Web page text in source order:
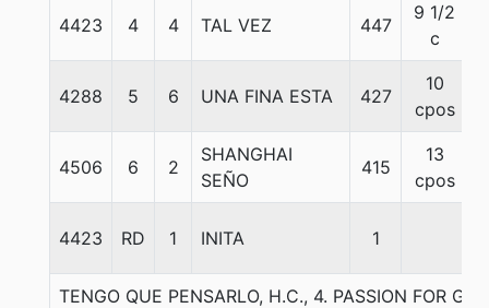
4423 4 4 TAL VEZ 447
9 1/2
c
4288 5 6 UNA FINA ESTA 427
10
cpos
4506 6 2
SHANGHAI
SEÑO
415
13
cpos
4423 RD 1 INITA 1
TENGO QUE PENSARLO, H.C., 4. PASSION FOR